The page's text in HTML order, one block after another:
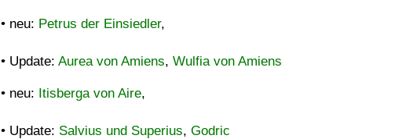
• neu: Petrus der Einsiedler,
• Update: Aurea von Amiens, Wulfia von Amiens
• neu: Itisberga von Aire,
• Update: Salvius und Superius, Godric